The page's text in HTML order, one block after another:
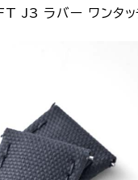
J3 ラバー ワンタ